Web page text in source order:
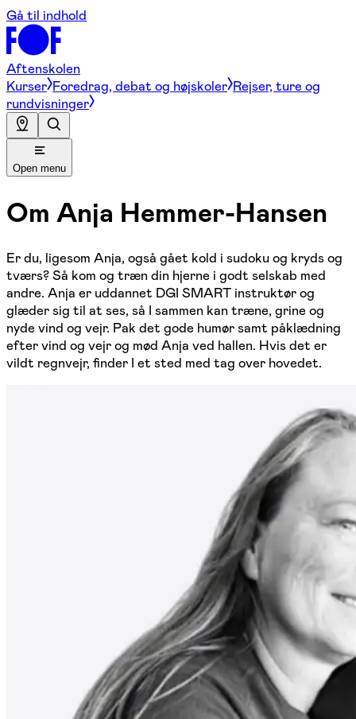
Gå til indhold
Aftenskolen
Kurser Foredrag, debat og højskoler Rejser, ture og
rundvisninger
Open menu
Om Anja Hemmer-Hansen
Er du, ligesom Anja, også gået kold i sudoku og kryds og
tværs? Så kom og træn din hjerne i godt selskab med
andre. Anja er uddannet DGI SMART instruktør og
glæder sig til at ses, så I sammen kan træne, grine og
nyde vind og vejr. Pak det gode humør samt påklædning
efter vind og vejr og mød Anja ved hallen. Hvis det er
vildt regnvejr, finder I et sted med tag over hovedet.